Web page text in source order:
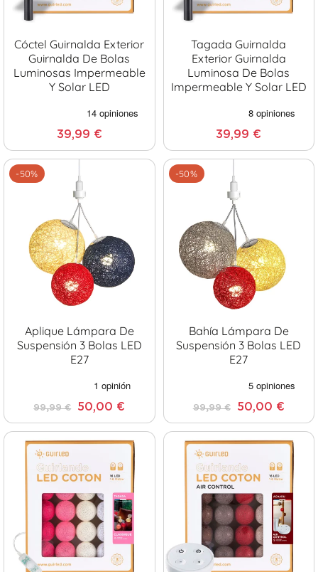
Cóctel Guirnalda Exterior
Guirnalda De Bolas
Luminosas Impermeable
Y Solar LED
39,99 €
Tagada Guirnalda
Exterior Guirnalda
Luminosa De Bolas
Impermeable Y Solar LED
39,99 €
-50%
Aplique Lámpara De
Suspensión 3 Bolas LED
E27
99,99 € 50,00 €
-50%
Bahía Lámpara De
Suspensión 3 Bolas LED
E27
99,99 € 50,00 €